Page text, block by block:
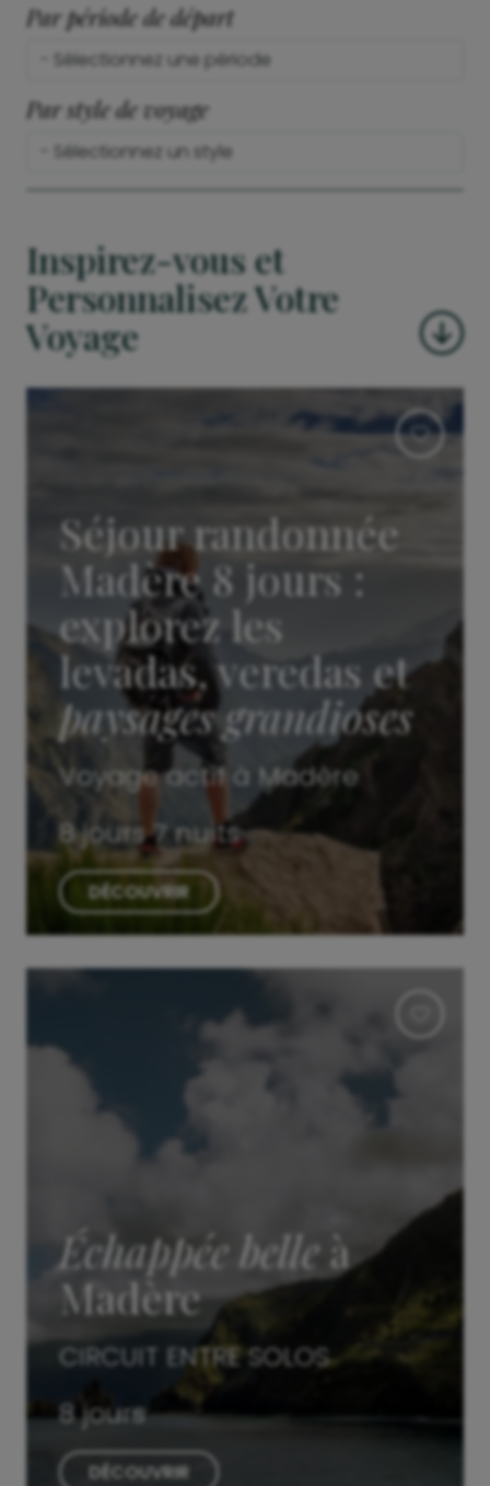
Par période de départ
Par style de voyage
Inspirez-vous et
Personnalisez Votre
Voyage
Séjour randonnée
Madère 8 jours :
explorez les
levadas, veredas et
paysages grandioses
Voyage actif à Madère
8 jours 7 nuits
DÉCOUVRIR
Échappée belleà
Madère
CIRCUIT ENTRE SOLOS
8 jours
DÉCOUVRIR